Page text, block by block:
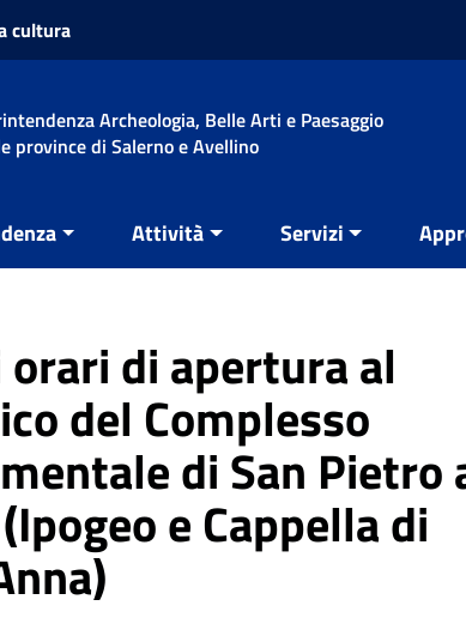
cultura
Archeologia, Belle Arti e Paesaggio
province di Salerno e Avellino
Attività Servizi
di apertura al
del Complesso
di San Pietro
e Cappella di